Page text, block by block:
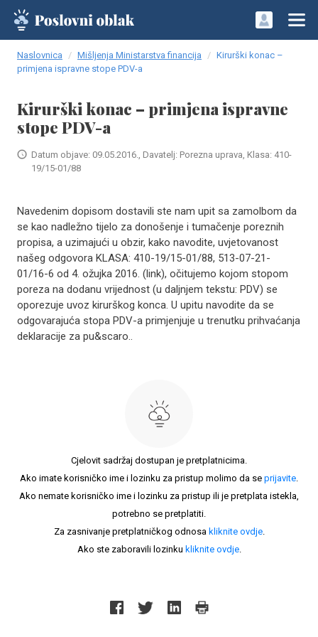
Naslovnica Mišljenja Ministarstva financija
Kirurški konac –
primjena ispravne stope PDV-a
Kirurški konac – primjena ispravne
stope PDV-a
Datum objave: 09.05.2016., Davatelj: Porezna uprava, Klasa: 410-
19/15-01/88
Navedenim dopisom dostavili ste nam upit sa zamolbom da
se kao nadležno tijelo za donošenje i tumačenje poreznih
propisa, a uzimajući u obzir, kako navodite, uvjetovanost
našeg odgovora KLASA: 410-19/15-01/88, 513-07-21-
01/16-6 od 4. ožujka 2016. (link), očitujemo kojom stopom
poreza na dodanu vrijednost (u daljnjem tekstu: PDV) se
oporezuje uvoz kirurškog konca. U upitu navodite da se
odgovarajuća stopa PDV-a primjenjuje u trenutku prihvaćanja
deklaracije za pu&scaro..
Cjelovit sadržaj dostupan je pretplatnicima.
Ako imate korisničko ime i lozinku za pristup molimo da se prijavite.
Ako nemate korisničko ime i lozinku za pristup ili je pretplata istekla,
potrebno se pretplatiti.
Za zasnivanje pretplatničkog odnosa kliknite ovdje.
Ako ste zaboravili lozinku kliknite ovdje.